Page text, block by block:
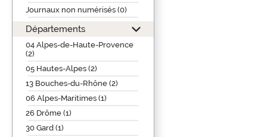
Journaux non numérisés (0)
Départements
04 Alpes-de-Haute-Provence
(2)
05 Hautes-Alpes (2)
13 Bouches-du-Rhône (2)
06 Alpes-Maritimes (1)
26 Drôme (1)
30 Gard (1)